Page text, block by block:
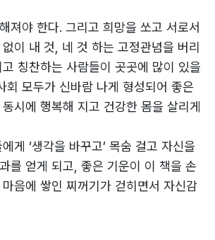
져야 한다. 그리고 희망을 쏘고 서로서
이 내 것, 네 것 하는 고정관념을 버리
칭찬하는 사람들이 곳곳에 많이 있을
회 모두가 신바람 나게 형성되어 좋은
시에 행복해 지고 건강한 몸을 살리게
게 ‘생각을 바꾸고’ 목숨 걸고 자신을
를 얻게 되고, 좋은 기운이 이 책을 손
음에 쌓인 찌꺼기가 걷히면서 자신감
삶을 확 바꿔 줄것이다.